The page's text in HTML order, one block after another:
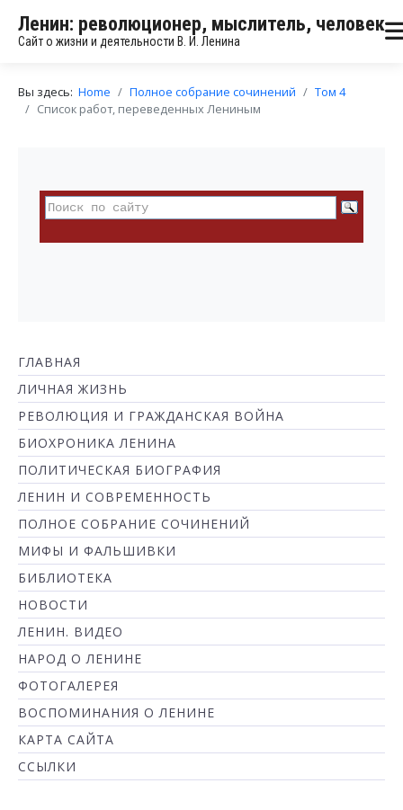
Ленин: революционер, мыслитель, человек
Сайт о жизни и деятельности В. И. Ленина
Вы здесь: Home Полное собрание сочинений
Том 4
Список работ, переведенных Лениным
ГЛАВНАЯ
ЛИЧНАЯ ЖИЗНЬ
РЕВОЛЮЦИЯ И ГРАЖДАНСКАЯ ВОЙНА
БИОХРОНИКА ЛЕНИНА
ПОЛИТИЧЕСКАЯ БИОГРАФИЯ
ЛЕНИН И СОВРЕМЕННОСТЬ
ПОЛНОЕ СОБРАНИЕ СОЧИНЕНИЙ
МИФЫ И ФАЛЬШИВКИ
БИБЛИОТЕКА
НОВОСТИ
ЛЕНИН. ВИДЕО
НАРОД О ЛЕНИНЕ
ФОТОГАЛЕРЕЯ
ВОСПОМИНАНИЯ О ЛЕНИНЕ
КАРТА САЙТА
ССЫЛКИ